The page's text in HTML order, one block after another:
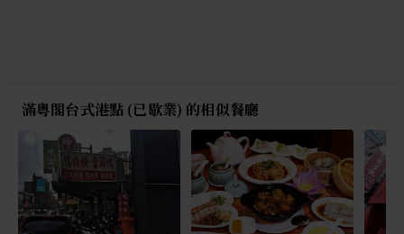
滿粵閣台式港點 (已歇業) 的相似餐廳